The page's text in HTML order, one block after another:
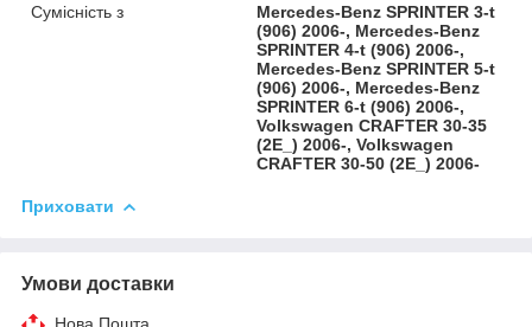
Сумісність з
Mercedes-Benz SPRINTER 3-t
(906) 2006-, Mercedes-Benz
SPRINTER 4-t (906) 2006-,
Mercedes-Benz SPRINTER 5-t
(906) 2006-, Mercedes-Benz
SPRINTER 6-t (906) 2006-,
Volkswagen CRAFTER 30-35
(2E_) 2006-, Volkswagen
CRAFTER 30-50 (2E_) 2006-
Приховати
Умови доставки
Нова Пошта